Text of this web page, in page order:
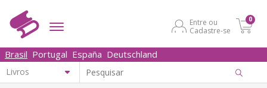
Entre ou
Cadastre-se
0
Brasil Portugal España Deutschland